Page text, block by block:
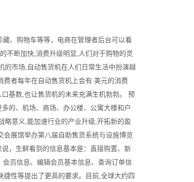
、购物车等等，电商在管理者后台可以看
不断加快,消费升级明显,人们对于购物的灵
的市场,自动售货机在人们日常生活中扮演越
者每年在自动售货机上会有.美元的消费
基数,也让售货机的未来充满生机勃勃。 预
的、机场、商场、办公楼、公寓大楼和户
略意义,能加速行业的产业升级,开拓新的盈
展馆举办第八届自助售货系统与设施博览
，生鲜看到的信息基本是：直接购置、新
员信息、编辑会员基本信息、查询订单信
性等提出了更高的要求。目前,全球大约四